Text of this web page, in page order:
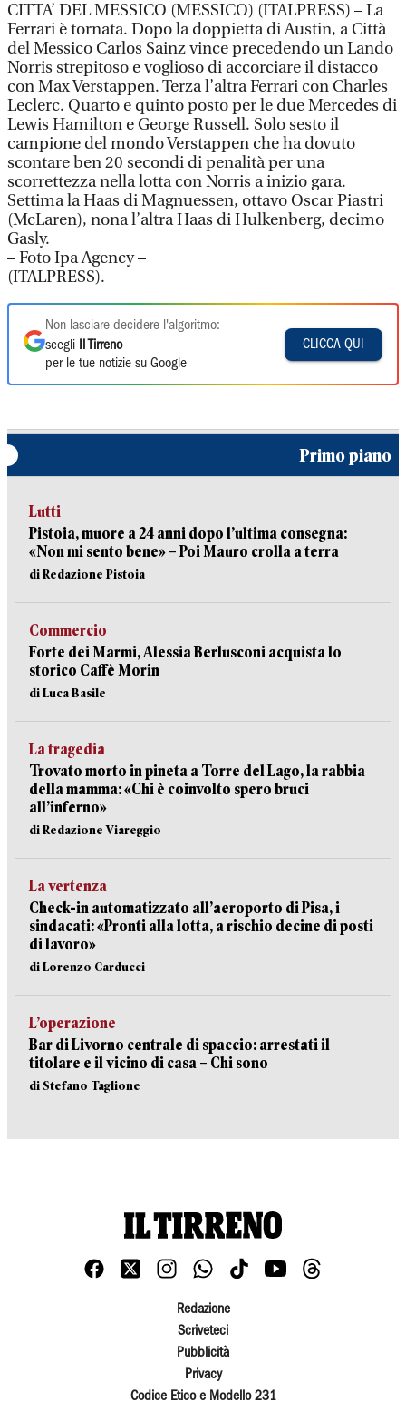
CITTA’ DEL MESSICO (MESSICO) (ITALPRESS) – La
Ferrari è tornata. Dopo la doppietta di Austin, a Città
del Messico Carlos Sainz vince precedendo un Lando
Norris strepitoso e voglioso di accorciare il distacco
con Max Verstappen. Terza l’altra Ferrari con Charles
Leclerc. Quarto e quinto posto per le due Mercedes di
Lewis Hamilton e George Russell. Solo sesto il
campione del mondo Verstappen che ha dovuto
scontare ben 20 secondi di penalità per una
scorrettezza nella lotta con Norris a inizio gara.
Settima la Haas di Magnuessen, ottavo Oscar Piastri
(McLaren), nona l’altra Haas di Hulkenberg, decimo
Gasly.
– Foto Ipa Agency –
(ITALPRESS).
Non lasciare decidere l'algoritmo:
scegli
Il Tirreno
per le tue notizie su Google
CLICCA QUI
Primo piano
Lutti
Pistoia, muore a 24 anni dopo l’ultima consegna:
«Non mi sento bene» – Poi Mauro crolla a terra
di Redazione Pistoia
Commercio
Forte dei Marmi, Alessia Berlusconi acquista lo
storico Caffè Morin
di Luca Basile
La tragedia
Trovato morto in pineta a Torre del Lago, la rabbia
della mamma: «Chi è coinvolto spero bruci
all’inferno»
di Redazione Viareggio
La vertenza
Check-in automatizzato all’aeroporto di Pisa, i
sindacati: «Pronti alla lotta, a rischio decine di posti
di lavoro»
di Lorenzo Carducci
L’operazione
Bar di Livorno centrale di spaccio: arrestati il
titolare e il vicino di casa – Chi sono
di Stefano Taglione
Redazione
Scriveteci
Pubblicità
Privacy
Codice Etico e Modello 231